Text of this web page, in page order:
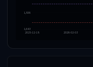
1,856
1,643
2025-12-18
2026-02-03